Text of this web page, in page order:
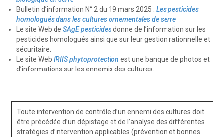
Bulletin d’information N° 2 du 19 mars 2025 : Les pesticides
homologués dans les cultures ornementales de serre
Le site Web de SAgE pesticidesdonne de l’information sur les
pesticides homologués ainsi que sur leur gestion rationnelle et
sécuritaire.
Le site Web IRIIS phytoprotection est une banque de photos et
d’informations sur les ennemis des cultures.
Toute intervention de contrôle d’un ennemi des cultures doit
être précédée d’un dépistage et de l’analyse des différentes
stratégies d’intervention applicables (prévention et bonnes